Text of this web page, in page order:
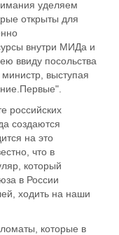
уделяем
открыты для
внутри МИДа и
ввиду посольства
выступая
российских
создаются
на это
что в
который
в России
ходить на наши
которые в